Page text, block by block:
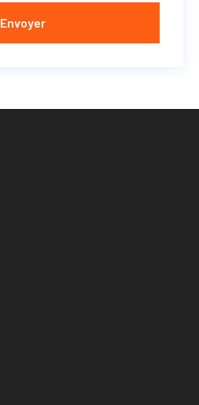
Envoyer